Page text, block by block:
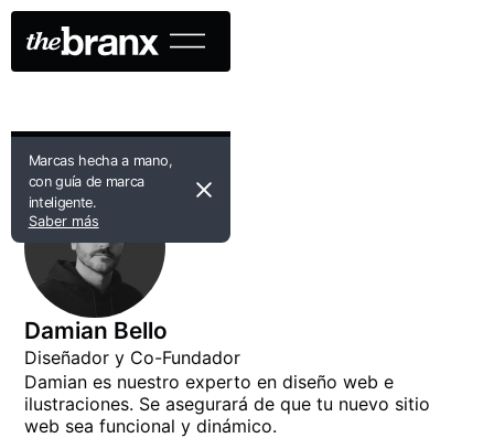
Marcas hecha a mano,
con guía de marca
inteligente.
Saber más
Damian Bello
Diseñador y Co-Fundador
Damian es nuestro experto en diseño web e
ilustraciones. Se asegurará de que tu nuevo sitio
web sea funcional y dinámico.